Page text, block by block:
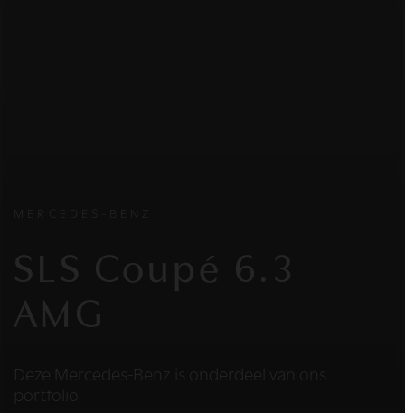
MERCEDES-BENZ
SLS Coupé 6.3
AMG
Deze Mercedes-Benz is onderdeel van ons
portfolio